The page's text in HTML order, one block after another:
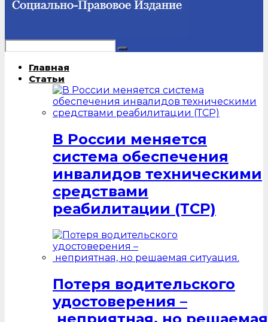
Главная
Статьи
В России меняется
система обеспечения
инвалидов техническими
средствами
реабилитации (ТСР)
Потеря водительского
удостоверения –